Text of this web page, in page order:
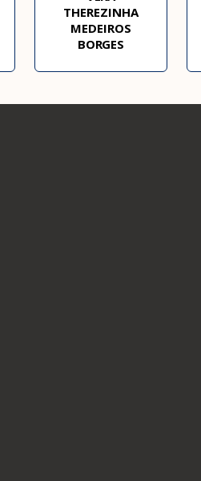
THEREZINHA
MEDEIROS
BORGES